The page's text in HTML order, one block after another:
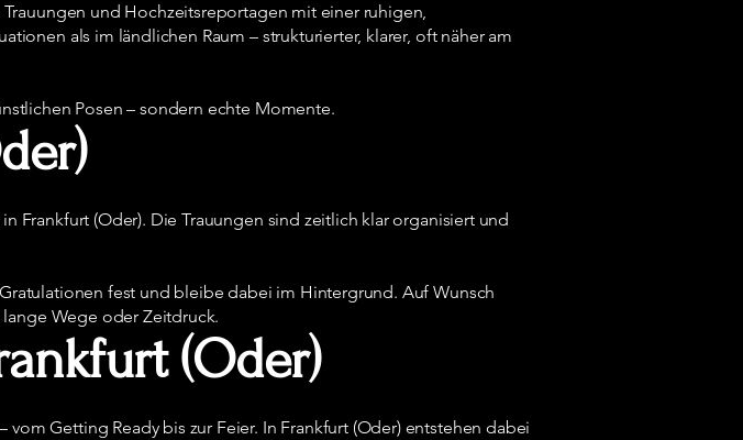
und Hochzeitsreportagen mit einer ruhigen,
als im ländlichen Raum – strukturierter, klarer, oft näher am
Posen – sondern echte Momente.
Frankfurt (Oder). Die Trauungen sind zeitlich klar organisiert und
fest und bleibe dabei im Hintergrund. Auf Wunsch
Wege oder Zeitdruck.
(Oder)
Getting Ready bis zur Feier. In Frankfurt (Oder) entstehen dabei